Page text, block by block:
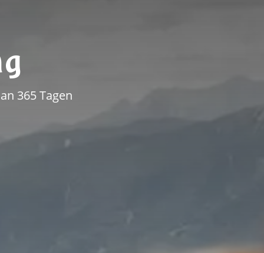
365 Tagen